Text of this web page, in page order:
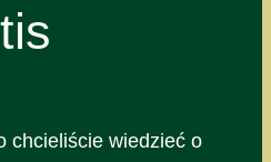
chcieliście wiedzieć o